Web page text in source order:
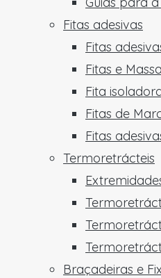
Fitas adesivas
Fitas
Fitas e
Fita
Fitas de
Fitas
Termoretrácteis
Braçadeiras e